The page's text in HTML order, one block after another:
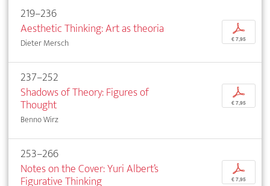
219–236
Aesthetic Thinking: Art as theoria
Dieter Mersch
p
€ 7,95
237–252
Shadows of Theory: Figures of
Thought
Benno Wirz
p
€ 7,95
253–266
Notes on the Cover: Yuri Albert’s
Figurative Thinking
p
€ 7,95